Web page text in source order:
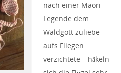
nach einer Maori-
Legende dem
Waldgott zuliebe
aufs Fliegen
verzichtete – häkeln